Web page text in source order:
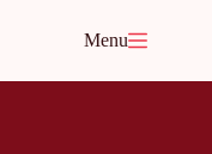
Menu